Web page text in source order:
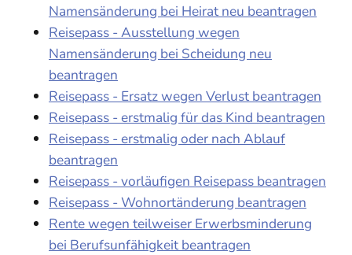
Namensänderung bei Heirat neu beantragen
Reisepass - Ausstellung wegen
Namensänderung bei Scheidung neu
beantragen
Reisepass - Ersatz wegen Verlust beantragen
Reisepass - erstmalig für das Kind beantragen
Reisepass - erstmalig oder nach Ablauf
beantragen
Reisepass - vorläufigen Reisepass beantragen
Reisepass - Wohnortänderung beantragen
Rente wegen teilweiser Erwerbsminderung
bei Berufsunfähigkeit beantragen